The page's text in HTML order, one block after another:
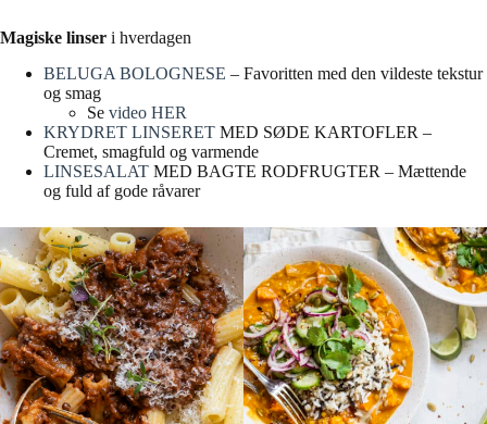
Magiske linser i hverdagen
BELUGA BOLOGNESE – Favoritten med den vildeste tekstur
og smag
Se video HER
KRYDRET LINSERET MED SØDE KARTOFLER –
Cremet, smagfuld og varmende
LINSESALAT MED BAGTE RODFRUGTER – Mættende
og fuld af gode råvarer